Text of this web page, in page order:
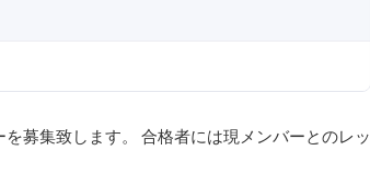
募集致します。 合格者には現メンバーとのレッ